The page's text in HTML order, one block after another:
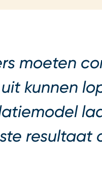
moeten
kunnen
resultaat